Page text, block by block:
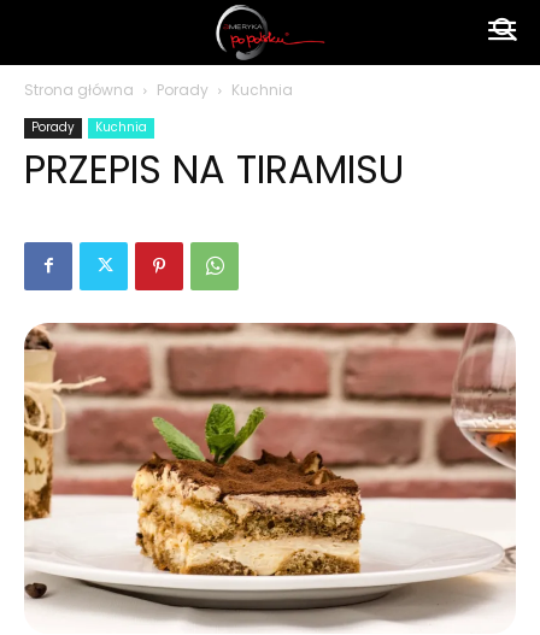
polsku
Strona główna Porady Kuchnia
Porady Kuchnia
PRZEPIS NA TIRAMISU